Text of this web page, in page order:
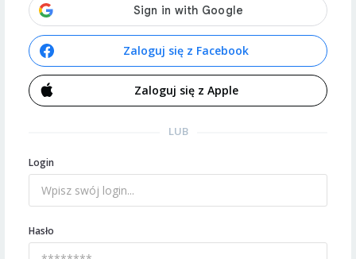
Zaloguj się z Facebook
Zaloguj się z Apple
LUB
Login
Hasło